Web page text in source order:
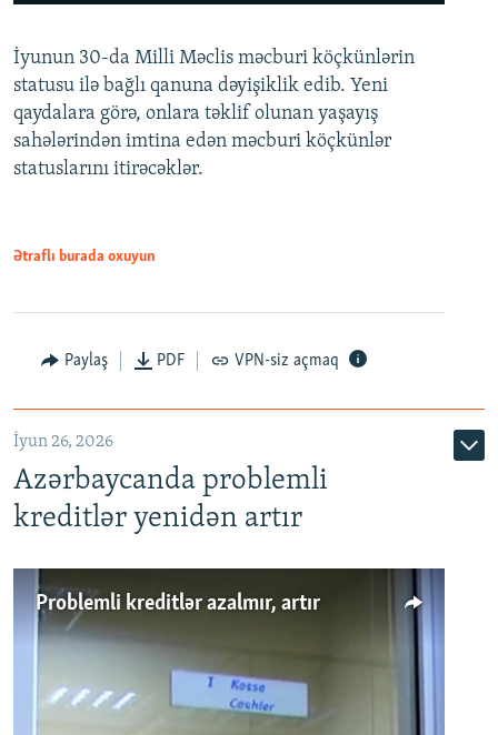
Auto 240p 360p 480p
720p 1080p
360p
480p
720p
İyunun 30-da Milli Məclis məcburi köçkünlərin
statusu ilə bağlı qanuna dəyişiklik edib. Yeni
qaydalara görə, onlara təklif olunan yaşayış
sahələrindən imtina edən məcburi köçkünlər
statuslarını itirəcəklər.
Ətraflı burada oxuyun
Paylaş PDF VPN-siz açmaq
İyun 26, 2026
Azərbaycanda problemli
kreditlər yenidən artır
Problemli kreditlər azalmır, artır